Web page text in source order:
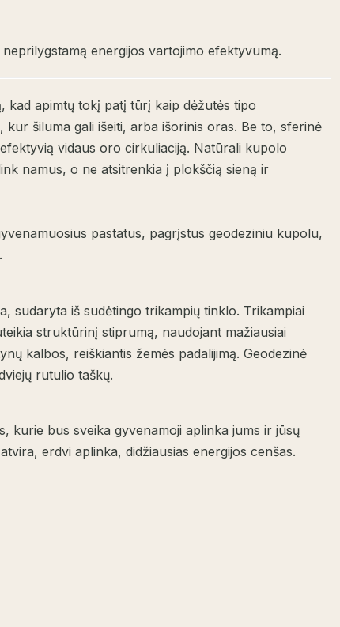
energijos vartojimo efektyvumą.
kad apimtų tokį patį tūrį kaip dėžutės tipo
šiluma gali išeiti, arba išorinis oras. Be to, sferinė
vidaus oro cirkuliaciją. Natūrali kupolo
namus, o ne atsitrenkia į plokščią sieną ir
pastatus, pagrįstus geodeziniu kupolu,
sudaryta iš sudėtingo trikampių tinklo. Trikampiai
struktūrinį stiprumą, naudojant mažiausiai
kalbos, reiškiantis žemės padalijimą. Geodezinė
rutulio taškų.
kurie bus sveika gyvenamoji aplinka jums ir jūsų
erdvi aplinka, didžiausias energijos cenšas.